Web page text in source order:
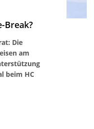
Break?
Die
am
beim HC